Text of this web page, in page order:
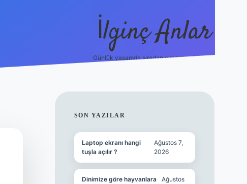
İlginç Anlar
Günlük yaşamda sıradan olmayan detaylar.
SIDEBAR
SON YAZILAR
Laptop ekranı hangi
tuşla açılır ?
Ağustos 7,
2026
Dinimize göre hayvanlara
Ağustos
piabellacasino